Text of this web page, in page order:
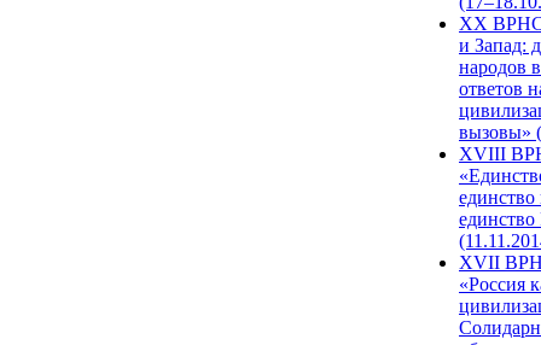
XX ВРНС
и Запад:
народов
ответов
вызовы»
XVIII
единство
единство
XVII
«Россия